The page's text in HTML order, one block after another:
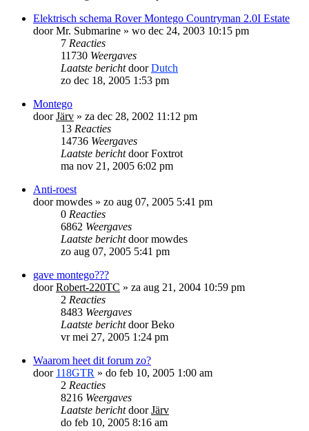
Elektrisch schema Rover Montego Countryman 2.0I Estate
doorMr. Submarine » wo dec 24, 2003 10:15 pm
7 Reacties
11730 Weergaves
Laatste berichtdoorDutch
zo dec 18, 2005 1:53 pm
Montego
doorJärv » za dec 28, 2002 11:12 pm
13 Reacties
14736 Weergaves
Laatste berichtdoorFoxtrot
ma nov 21, 2005 6:02 pm
Anti-roest
doormowdes » zo aug 07, 2005 5:41 pm
0 Reacties
6862 Weergaves
Laatste berichtdoormowdes
zo aug 07, 2005 5:41 pm
gave montego???
doorRobert-220TC » za aug 21, 2004 10:59 pm
2 Reacties
8483 Weergaves
Laatste berichtdoorBeko
vr mei 27, 2005 1:24 pm
Waarom heet dit forum zo?
door 118GTR » do feb 10, 2005 1:00 am
2 Reacties
8216 Weergaves
Laatste berichtdoorJärv
do feb 10, 2005 8:16 am